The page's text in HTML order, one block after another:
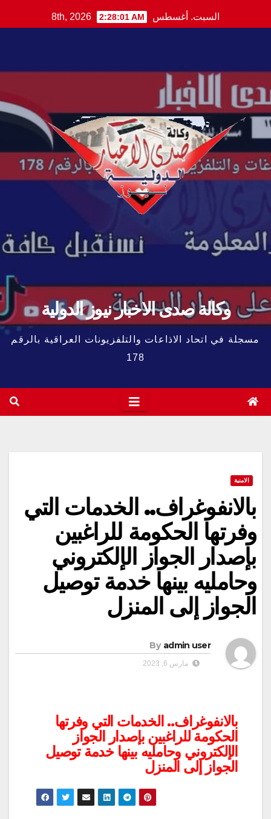
to
السبت. أغسطس 8th, 2026 2:28:02 AM
وكالة صدى الاخبار نيوز الدولية
مسجلة في اتحاد الاذاعات والتلفزيونات العراقية بالرقم
178
الامنية
بالانفوغراف.. الخدمات التي
وفرتها الحكومة للراغبين
بإصدار الجواز الإلكتروني
وحامليه بينها خدمة توصيل
الجواز إلى المنزل
By admin user
مارس 6, 2023
بالانفوغراف.. الخدمات التي وفرتها
الحكومة للراغبين بإصدار الجواز
الإلكتروني وحامليه بينها خدمة توصيل
الجواز إلى المنزل